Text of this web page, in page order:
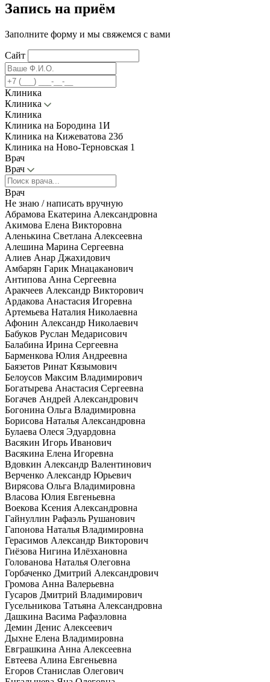
Запись на приём
Заполните форму и мы свяжемся с вами
Сайт
Клиника
Клиника
Клиника
Клиника на Бородина 1И
Клиника на Кижеватова 23б
Клиника на Ново-Терновская 1
Врач
Врач
Врач
Не знаю / написать вручную
Абрамова Екатерина Александровна
Акимова Елена Викторовна
Аленькина Светлана Алексеевна
Алешина Марина Сергеевна
Алиев Анар Джахидович
Амбарян Гарик Мнацаканович
Антипова Анна Сергеевна
Аракчеев Александр Викторович
Ардакова Анастасия Игоревна
Артемьева Наталия Николаевна
Афонин Александр Николаевич
Бабуков Руслан Медарисович
Балабина Ирина Сергеевна
Барменкова Юлия Андреевна
Баязетов Ринат Кязымович
Белоусов Максим Владимирович
Богатырева Анастасия Сергеевна
Богачев Андрей Александрович
Богонина Ольга Владимировна
Борисова Наталья Александровна
Булаева Олеся Эдуардовна
Васякин Игорь Иванович
Васякина Елена Игоревна
Вдовкин Александр Валентинович
Верченко Александр Юрьевич
Вирясова Ольга Владимировна
Власова Юлия Евгеньевна
Воекова Ксения Александровна
Гайнуллин Рафаэль Рушанович
Гапонова Наталья Владимировна
Герасимов Александр Викторович
Гиёзова Нигина Илёзхановна
Голованова Наталья Олеговна
Горбаченко Дмитрий Александрович
Громова Анна Валерьевна
Гусаров Дмитрий Владимирович
Гусельникова Татьяна Александровна
Дашкина Васима Рафаэловна
Демин Денис Алексеевич
Дыхне Елена Владимировна
Евграшкина Анна Алексеевна
Евтеева Алина Евгеньевна
Егоров Станислав Олегович